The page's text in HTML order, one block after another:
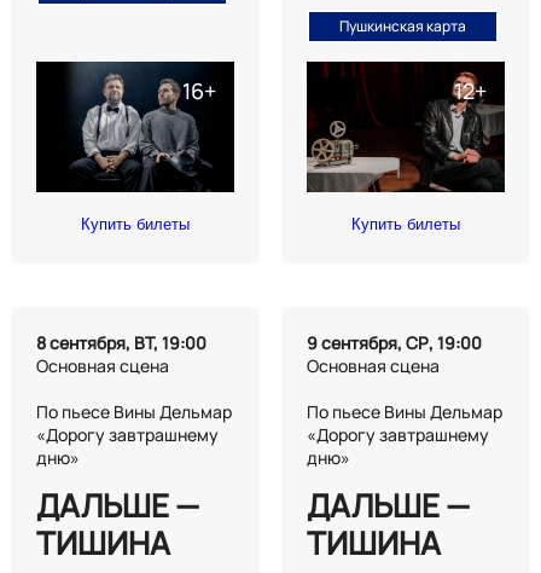
Купить билеты
Пушкинская карта
Купить билеты
8 сентября, ВТ, 19:00
Основная сцена
По пьесе Вины Дельмар
«Дорогу завтрашнему
дню»
ДАЛЬШЕ —
ТИШИНА
9 сентября, СР, 19:00
Основная сцена
По пьесе Вины Дельмар
«Дорогу завтрашнему
дню»
ДАЛЬШЕ —
ТИШИНА